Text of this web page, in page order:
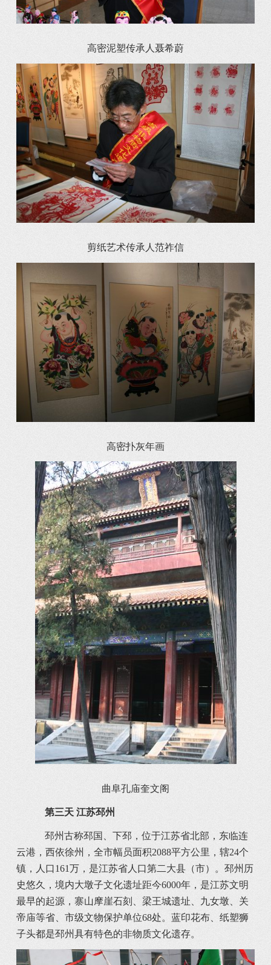
高密泥塑传承人聂希蔚
剪纸艺术传承人范祚信
高密扑灰年画
曲阜孔庙奎文阁
第三天 江苏邳州
邳州古称邳国、下邳，位于江苏省北部，东临连
云港，西依徐州，全市幅员面积2088平方公里，辖24个
镇，人口161万，是江苏省人口第二大县（市）。邳州历
史悠久，境内大墩子文化遗址距今6000年，是江苏文明
最早的起源，寨山摩崖石刻、梁王城遗址、九女墩、关
帝庙等省、市级文物保护单位68处。蓝印花布、纸塑狮
子头都是邳州具有特色的非物质文化遗存。